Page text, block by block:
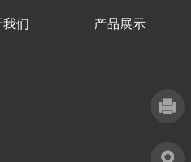
我们 产品展示